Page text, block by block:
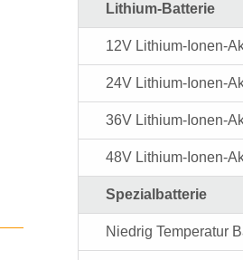
Lithium-Batterie
12V Lithium-Ionen-
24V Lithium-Ionen-
36V Lithium-Ionen-
48V Lithium-Ionen-
Spezialbatterie
Niedrig Temperatur